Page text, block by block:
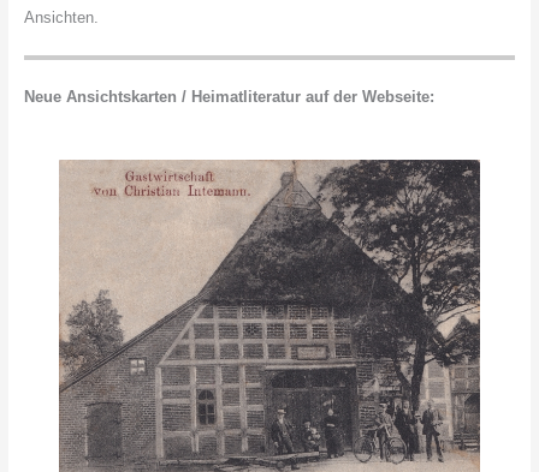
Ansichten.
Neue Ansichtskarten / Heimatliteratur auf der Webseite: